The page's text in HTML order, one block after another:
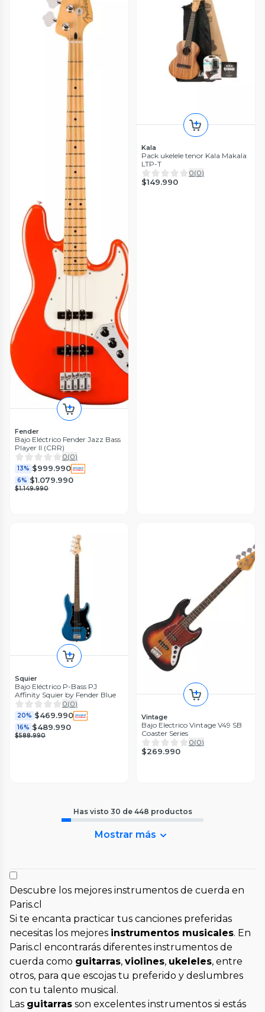
Fender
Bajo Eléctrico Fender Jazz Bass
Player II (CRR)
0(0)
13% $999.990
6% $1.079.990
$1.149.990
Kala
Pack ukelele tenor Kala Makala
LTP-T
0(0)
$149.990
Squier
Bajo Eléctrico P-Bass PJ
Affinity Squier by Fender Blue
0(0)
20% $469.990
16% $489.990
$588.990
Vintage
Bajo Electrico Vintage V49 SB
Coaster Series
0(0)
$269.990
Has visto 30 de 448 productos
Mostrar más
Descubre los mejores instrumentos de cuerda en
Paris.cl
Si te encanta practicar tus canciones preferidas
necesitas los mejores instrumentos musicales. En
Paris.cl encontrarás diferentes instrumentos de
cuerda como guitarras, violines, ukeleles, entre
otros, para que escojas tu preferido y deslumbres
con tu talento musical.
Las guitarras son excelentes instrumentos si estás